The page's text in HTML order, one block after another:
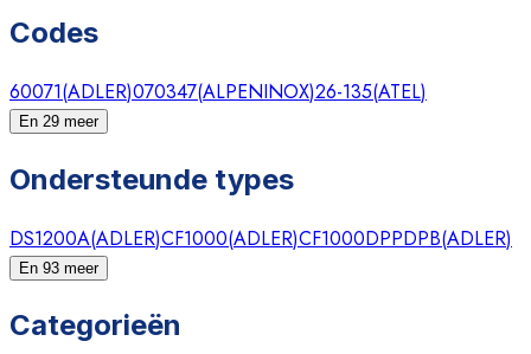
Codes
60071(ADLER)070347(ALPENINOX)26-135(ATEL)
En 29 meer
Ondersteunde types
DS1200A(ADLER)CF1000(ADLER)CF1000DPPDPB(ADLER)
En 93 meer
Categorieën